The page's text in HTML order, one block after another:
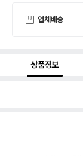
업체배송
상품정보